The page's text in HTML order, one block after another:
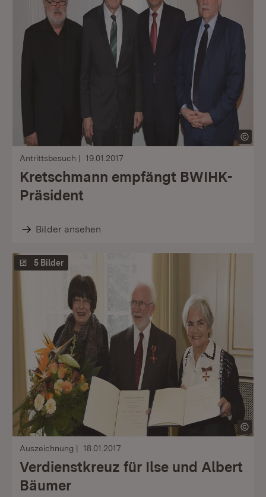
Antrittsbesuch 19.01.2017
Kretschmann empfängt BWIHK-
Präsident
Bilder ansehen
5 Bilder
Auszeichnung 18.01.2017
Verdienstkreuz für Ilse und Albert
Bäumer